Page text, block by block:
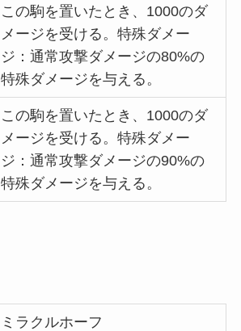
この駒を置いたとき、1000のダ
メージを受ける。特殊ダメー
ジ：通常攻撃ダメージの80%の
特殊ダメージを与える。
この駒を置いたとき、1000のダ
メージを受ける。特殊ダメー
ジ：通常攻撃ダメージの90%の
特殊ダメージを与える。
ミラクルホーフ